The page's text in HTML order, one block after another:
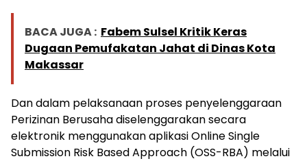
BACA JUGA : Fabem Sulsel Kritik Keras
Dugaan Pemufakatan Jahat di Dinas Kota
Makassar
Dan dalam pelaksanaan proses penyelenggaraan
Perizinan Berusaha diselenggarakan secara
elektronik menggunakan aplikasi Online Single
Submission Risk Based Approach (OSS-RBA) melalui